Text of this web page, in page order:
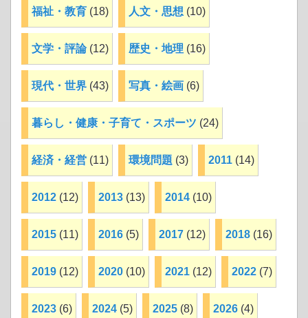
福祉・教育 (18) 人文・思想 (10)
文学・評論(12) 歴史・地理 (16)
現代・世界 (43) 写真・絵画 (6)
暮らし・健康・子育て・スポーツ (24)
経済・経営 (11) 環境問題 (3) 2011 (14)
2012 (12) 2013 (13) 2014 (10)
2015 (11) 2016 (5) 2017 (12) 2018 (16)
2019 (12) 2020 (10) 2021 (12) 2022 (7)
2023 (6) 2024 (5) 2025 (8) 2026 (4)